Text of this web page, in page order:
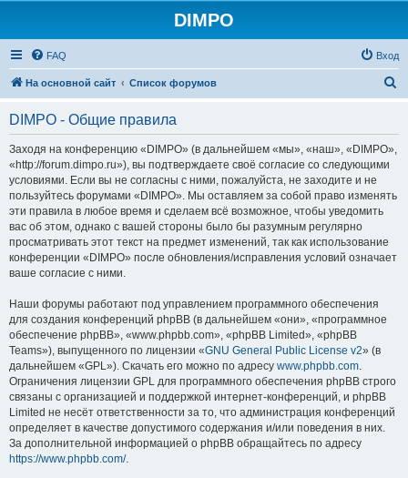
DIMPO
FAQ Вход
На основной сайт Список форумов
DIMPO - Общие правила
Заходя на конференцию «DIMPO» (в дальнейшем «мы», «наш», «DIMPO»,
«http://forum.dimpo.ru»), вы подтверждаете своё согласие со следующими
условиями. Если вы не согласны с ними, пожалуйста, не заходите и не
пользуйтесь форумами «DIMPO». Мы оставляем за собой право изменять
эти правила в любое время и сделаем всё возможное, чтобы уведомить
вас об этом, однако с вашей стороны было бы разумным регулярно
просматривать этот текст на предмет изменений, так как использование
конференции «DIMPO» после обновления/исправления условий означает
ваше согласие с ними.
Наши форумы работают под управлением программного обеспечения
для создания конференций phpBB (в дальнейшем «они», «программное
обеспечение phpBB», «www.phpbb.com», «phpBB Limited», «phpBB
Teams»), выпущенного по лицензии «GNU General Public License v2» (в
дальнейшем «GPL»). Скачать его можно по адресу www.phpbb.com.
Ограничения лицензии GPL для программного обеспечения phpBB строго
связаны с организацией и поддержкой интернет-конференций, и phpBB
Limited не несёт ответственности за то, что администрация конференций
определяет в качестве допустимого содержания и/или поведения в них.
За дополнительной информацией о phpBB обращайтесь по адресу
https://www.phpbb.com/.